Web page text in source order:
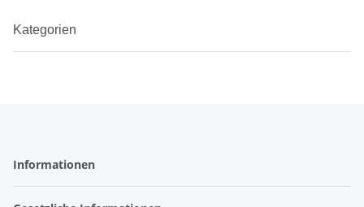
Kategorien
Informationen